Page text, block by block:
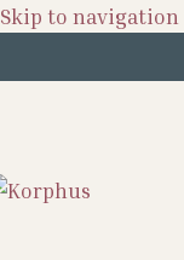
Skip to navigation